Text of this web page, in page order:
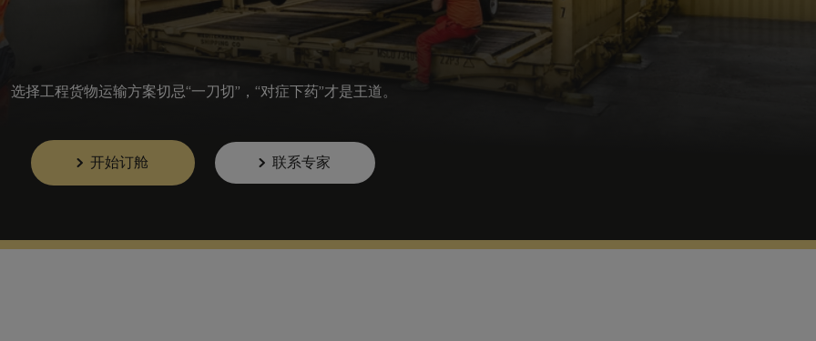
选择工程货物运输方案切忌“一刀切”，“对症下药”才是王道。
开始订舱 联系专家